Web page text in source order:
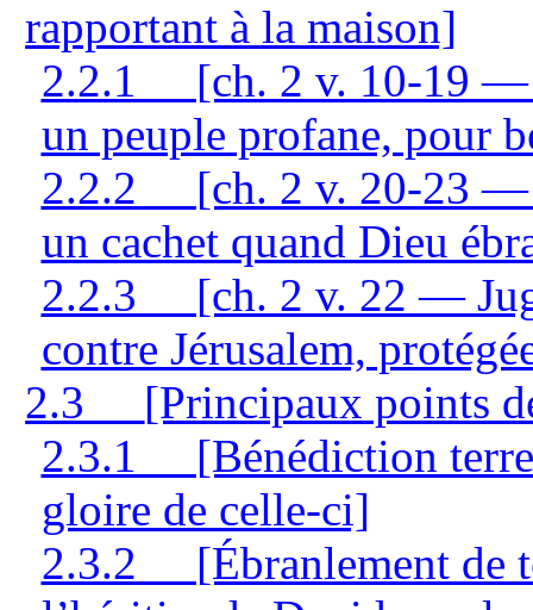
rapportant à la maison]
2.2.1
[ch. 2 v. 10-19 —
un peuple profane, pour
2.2.2
[ch. 2 v. 20-23 —
un cachet quand Dieu
2.2.3
[ch. 2 v. 22 —
contre Jérusalem,
2.3
[Principaux points
2.3.1
[Bénédiction
gloire de celle-ci]
2.3.2
[Ébranlement de